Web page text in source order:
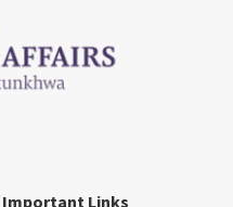
Important Links